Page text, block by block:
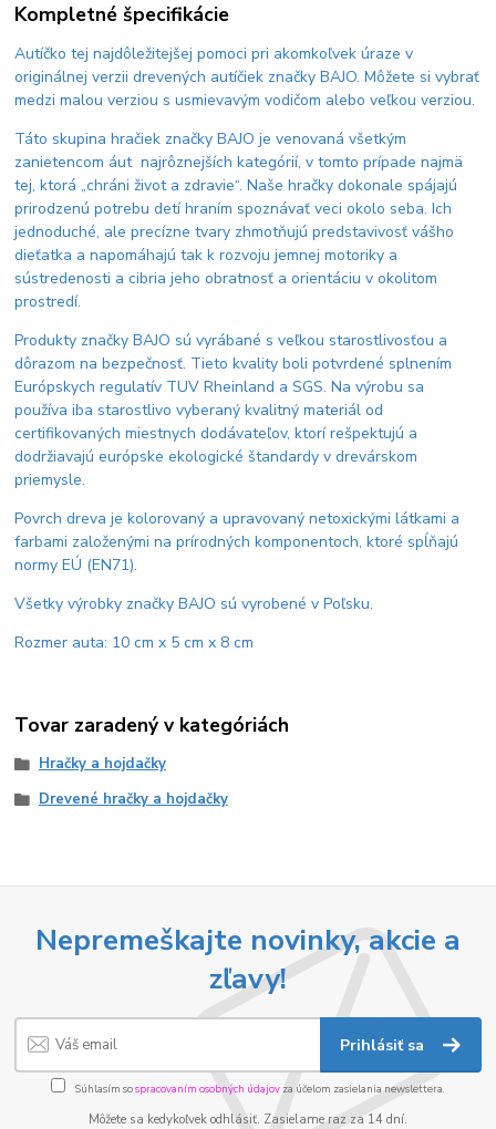
Kompletné špecifikácie
Autíčko tej najdôležitejšej pomoci pri akomkoľvek úraze v
originálnej verzii drevených autíčiek značky BAJO. Môžete si vybrať
medzi malou verziou s usmievavým vodičom alebo veľkou verziou.
Táto skupina hračiek značky BAJO je venovaná všetkým
zanietencom áut najrôznejších kategórií, v tomto prípade najmä
tej, ktorá „chráni život a zdravie“. Naše hračky dokonale spájajú
prirodzenú potrebu detí hraním spoznávať veci okolo seba. Ich
jednoduché, ale precízne tvary zhmotňujú predstavivosť vášho
dieťatka a napomáhajú tak k rozvoju jemnej motoriky a
sústredenosti a cibria jeho obratnosť a orientáciu v okolitom
prostredí.
Produkty značky BAJO sú vyrábané s veľkou starostlivosťou a
dôrazom na bezpečnosť. Tieto kvality boli potvrdené splnením
Európskych regulatív TUV Rheinland a SGS. Na výrobu sa
používa iba starostlivo vyberaný kvalitný materiál od
certifikovaných miestnych dodávateľov, ktorí rešpektujú a
dodržiavajú európske ekologické štandardy v drevárskom
priemysle.
Povrch dreva je kolorovaný a upravovaný netoxickými látkami a
farbami založenými na prírodných komponentoch, ktoré spĺňajú
normy EÚ (EN71).
Všetky výrobky značky BAJO sú vyrobené v Poľsku.
Rozmer auta: 10 cm x 5 cm x 8 cm
Tovar zaradený v kategóriách
Hračky a hojdačky
Drevené hračky a hojdačky
Nepremeškajte novinky, akcie a
zľavy!
Prihlásiť sa
Súhlasím sospracovaním osobných údajov za účelom zasielania newslettera.
Môžete sa kedykoľvek odhlásiť. Zasielame raz za 14 dní.